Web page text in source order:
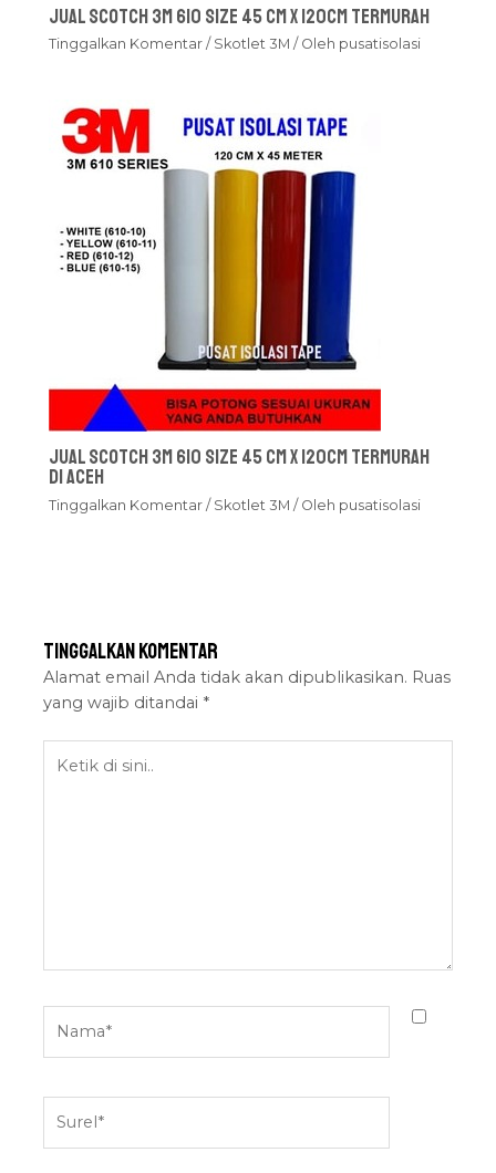
Jual Scotch 3M 610 Size 45 cm x 120cm Termurah
Tinggalkan Komentar / Skotlet 3M / Oleh pusatisolasi
Jual Scotch 3M 610 Size 45 cm x 120cm Termurah
Di Aceh
Tinggalkan Komentar / Skotlet 3M / Oleh pusatisolasi
Tinggalkan Komentar
Alamat email Anda tidak akan dipublikasikan. Ruas
yang wajib ditandai *